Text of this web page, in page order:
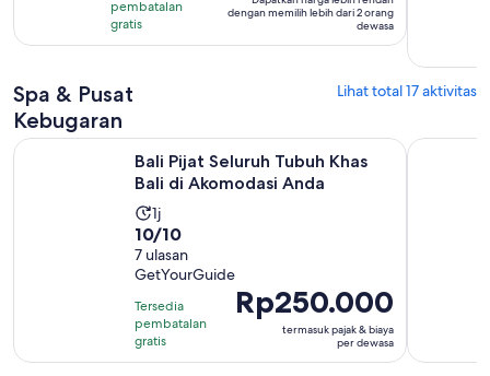
238
ulasan
pembatalan
gratis
dewasa*
dengan memilih lebih dari 2 orang
dewasa
Spa & Pusat
Kebugaran
Lihat total 17 aktivitas
Bali Pijat Seluruh Tubuh Khas
Bali di Akomodasi Anda
Durasi
aktivitas
adalah
1
jam
1j
10.0
dari
10
dengan
7
ulasan
10/10
7 ulasan
GetYourGuide
Tersedia
pembatalan
gratis
Harga
Rp250.000
dewasa
Rp250.000
termasuk pajak & biaya
per dewasa
Bali Pijat Seluruh Tubuh Khas Bali di Akomodasi Anda Buka
Gunung